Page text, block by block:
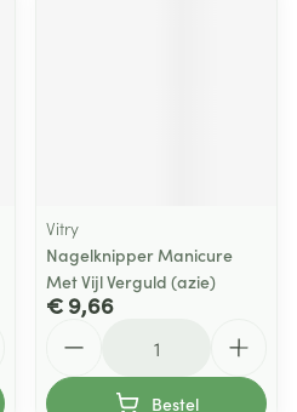
Vitry
Nagelknipper Manicure
Met Vijl Verguld (azie)
€ 9,66
Bestel